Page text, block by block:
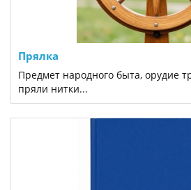
Прялка
Предмет народного быта, орудие
пряли нитки...